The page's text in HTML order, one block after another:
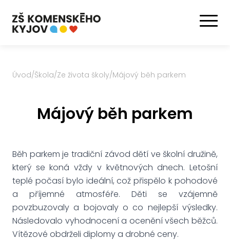
Úvod/Škola/Ze života školy/Májový běh parkem
Májový běh parkem
Běh parkem je tradiční závod dětí ve školní družině,
který se koná vždy v květnových dnech. Letošní
teplé počasí bylo ideální, což přispělo k pohodové
a příjemné atmosféře. Děti se vzájemně
povzbuzovaly a bojovaly o co nejlepší výsledky.
Následovalo vyhodnocení a ocenění všech běžců.
Vítězové obdrželi diplomy a drobné ceny.